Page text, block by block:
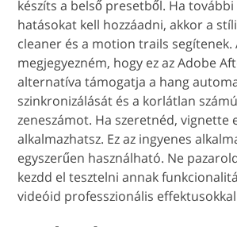
készíts a belső presetből. Ha
hatásokat kell hozzáadni, akkor a
cleaner és a motion trails segítenek.
megjegyezném, hogy ez az Adobe
alternatíva támogatja a hang
szinkronizálását és a korlátlan
zeneszámot. Ha szeretnéd, vignette
alkalmazhatsz. Ez az ingyenes
egyszerűen használható. Ne
kezdd el tesztelni annak
videóid professzionális